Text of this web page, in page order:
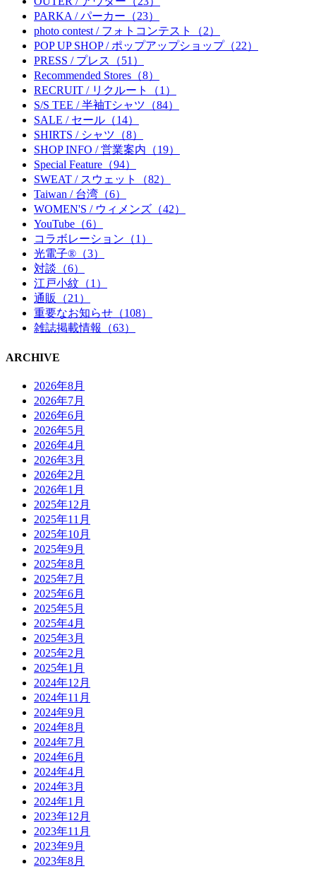
PARKA / パーカー（23）
photo contest / フォトコンテスト（2）
POP UP SHOP / ポップアップショップ（22）
PRESS / プレス（51）
Recommended Stores（8）
RECRUIT / リクルート（1）
S/S TEE / 半袖Tシャツ（84）
SALE / セール（14）
SHIRTS / シャツ（8）
SHOP INFO / 営業案内（19）
Special Feature（94）
SWEAT / スウェット（82）
Taiwan / 台湾（6）
WOMEN'S / ウィメンズ（42）
YouTube（6）
コラボレーション（1）
光電子®（3）
対談（6）
江戸小紋（1）
通販（21）
重要なお知らせ（108）
雑誌掲載情報（63）
ARCHIVE
2026年8月
2026年7月
2026年6月
2026年5月
2026年4月
2026年3月
2026年2月
2026年1月
2025年12月
2025年11月
2025年10月
2025年9月
2025年8月
2025年7月
2025年6月
2025年5月
2025年4月
2025年3月
2025年2月
2025年1月
2024年12月
2024年11月
2024年9月
2024年8月
2024年7月
2024年6月
2024年4月
2024年3月
2024年1月
2023年12月
2023年11月
2023年9月
2023年8月